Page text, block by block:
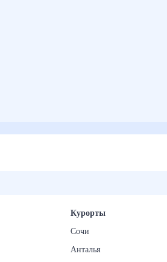
Курорты
Сочи
Анталья